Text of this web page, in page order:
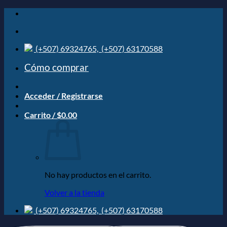
Saltar
contenido
(+507) 69324765, (+507) 63170588
Cómo comprar
Acceder / Registrarse
Carrito /$0.00
No hay productos en el carrito.
Volver a la tienda
(+507) 69324765, (+507) 63170588